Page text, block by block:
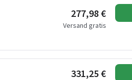
277,98 €
Versand gratis
331,25 €